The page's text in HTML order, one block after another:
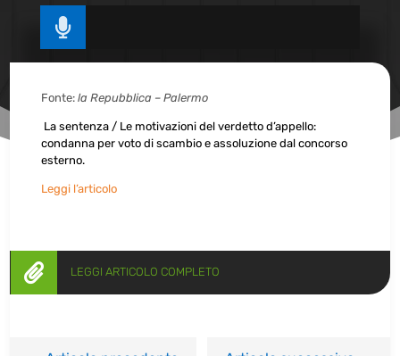

Fonte:la Repubblica – Palermo
La sentenza / Le motivazioni del verdetto d’appello:
condanna per voto di scambio e assoluzione dal concorso
esterno.
Leggi l’articolo
 LEGGI ARTICOLO COMPLETO